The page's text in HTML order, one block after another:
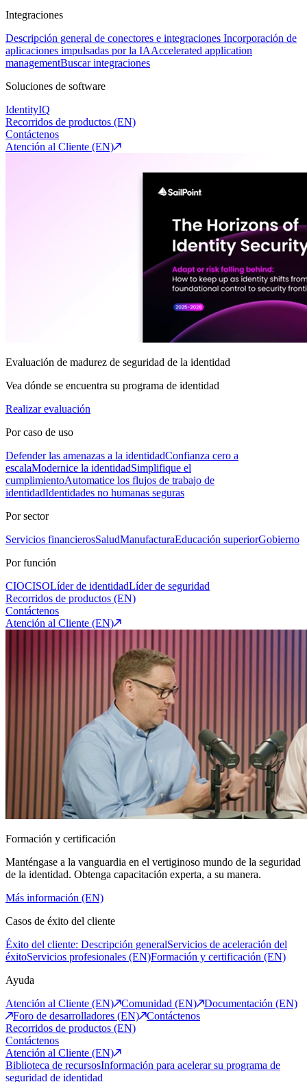
Integraciones
Descripción general de conectores e integraciones Incorporación de
aplicaciones impulsadas por la IAAccelerated application
managementBuscar integraciones
Soluciones de software
IdentityIQ
Recorridos de productos (EN)
Contáctenos
Atención al Cliente (EN)
Evaluación de madurez de seguridad de la identidad
Vea dónde se encuentra su programa de identidad
Realizar evaluación
Por caso de uso
Defender las amenazas a la identidadConfianza cero a
escalaModernice la identidadSimplifique el
cumplimientoAutomatice los flujos de trabajo de
identidadIdentidades no humanas seguras
Por sector
Servicios financierosSaludManufacturaEducación superiorGobierno
Por función
CIOCISOLíder de identidadLíder de seguridad
Recorridos de productos (EN)
Contáctenos
Atención al Cliente (EN)
Formación y certificación
Manténgase a la vanguardia en el vertiginoso mundo de la seguridad
de la identidad. Obtenga capacitación experta, a su manera.
Más información (EN)
Casos de éxito del cliente
Éxito del cliente: Descripción generalServicios de aceleración del
éxitoServicios profesionales (EN)Formación y certificación (EN)
Ayuda
Atención al Cliente (EN)
Comunidad (EN)
Documentación (EN)
Foro de desarrolladores (EN)
Contáctenos
Recorridos de productos (EN)
Contáctenos
Atención al Cliente (EN)
Biblioteca de recursosInformación para acelerar su programa de
seguridad de identidad